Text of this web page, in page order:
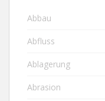
Abbau
Abfluss
Ablagerung
Abrasion